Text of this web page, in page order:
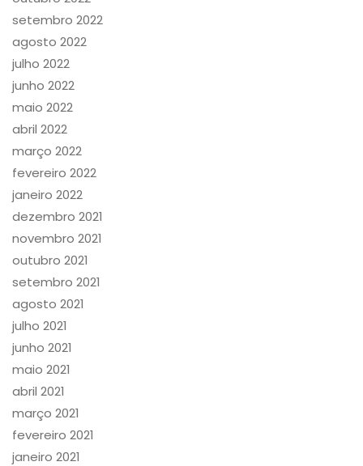
setembro 2022
agosto 2022
julho 2022
junho 2022
maio 2022
abril 2022
março 2022
fevereiro 2022
janeiro 2022
dezembro 2021
novembro 2021
outubro 2021
setembro 2021
agosto 2021
julho 2021
junho 2021
maio 2021
abril 2021
março 2021
fevereiro 2021
janeiro 2021